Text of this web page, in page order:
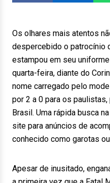
Os olhares mais atentos
despercebido o patrocínio
estampou em seu
quarta-feira, diante do
nome carregado pelo
por 2 a 0 para os
Brasil. Uma rápida busca
site para anúncios de
conhecido como garotas
Apesar de inusitado,